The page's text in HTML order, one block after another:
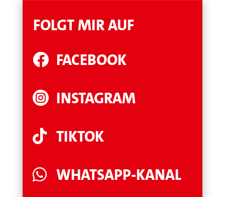
FOLGT MIR AUF
 FACEBOOK
 INSTAGRAM
 TIKTOK
 WHATSAPP-KANAL